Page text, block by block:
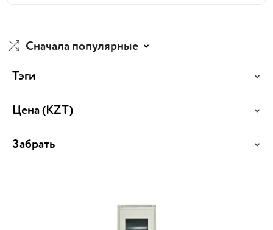
Сначала популярные
Тэги
Цена(KZT)
Забрать